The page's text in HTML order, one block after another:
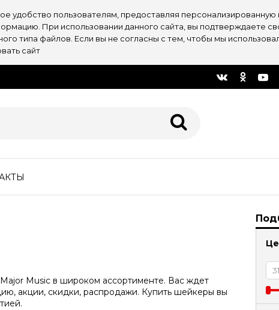
удобство пользователям, предоставляя
При использовании данного сайта, вы подтверждаете
типа файлов. Если вы не согласны с тем, чтобы мы
сайт
Music в широком ассортименте. Вас ждет
акции, скидки, распродажи. Купить шейкеры вы